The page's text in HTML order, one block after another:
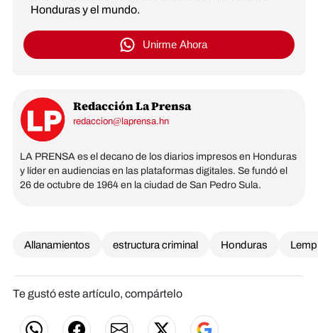
Honduras y el mundo.
Unirme Ahora
Redacción La Prensa
redaccion@laprensa.hn
LA PRENSA es el decano de los diarios impresos en Honduras
y líder en audiencias en las plataformas digitales. Se fundó el
26 de octubre de 1964 en la ciudad de San Pedro Sula.
Allanamientos estructura criminal Honduras
Te gustó este artículo, compártelo